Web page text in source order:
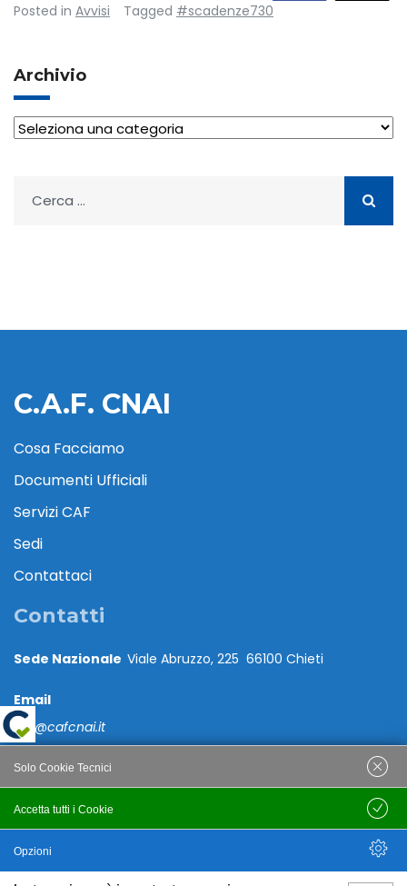
Posted in Avvisi Tagged #scadenze730
Archivio
Archivio
per:
C.A.F. CNAI
Cosa Facciamo
Documenti Ufficiali
Servizi CAF
Sedi
Contattaci
Contatti
Sede Nazionale Viale Abruzzo, 225 66100 Chieti
Email
caf@cafcnai.it
Posta Certificata
Tel. 0871 540063
Accetta tutti i Cookie
Solo Cookie Tecnici
Salva
Opzioni